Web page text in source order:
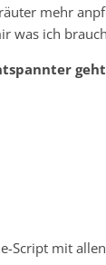
mehr
was ich
mit